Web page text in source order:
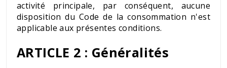
activité principale, par conséquent, aucune
disposition du Code de la consommation n'est
applicable aux présentes conditions.
ARTICLE 2 : Généralités